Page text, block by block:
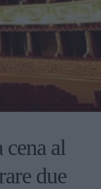
cena al
due